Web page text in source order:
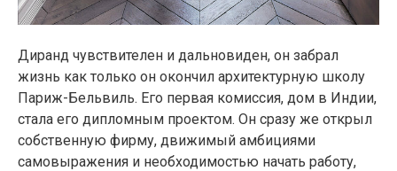
Диранд чувствителен и дальновиден, он забрал
жизнь как только он окончил архитектурную школу
Париж-Бельвиль. Его первая комиссия, дом в Индии,
стала его дипломным проектом. Он сразу же открыл
собственную фирму, движимый амбициями
самовыражения и необходимостью начать работу,